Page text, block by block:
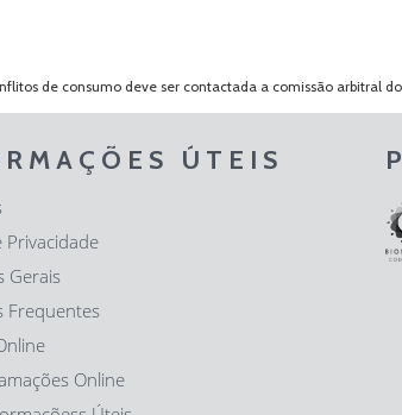
de consumo deve ser contactada a comissão arbitral
ÚTEIS
Privacidade
Gerais
Frequentes
Online